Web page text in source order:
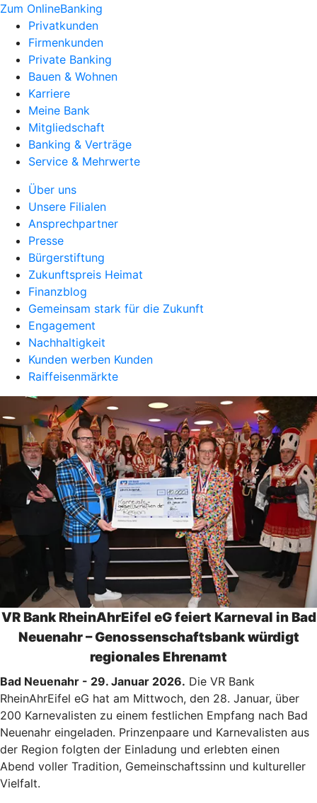
Zum OnlineBanking
Privatkunden
Firmenkunden
Private Banking
Bauen & Wohnen
Karriere
Meine Bank
Mitgliedschaft
Banking & Verträge
Service & Mehrwerte
Über uns
Unsere Filialen
Ansprechpartner
Presse
Bürgerstiftung
Zukunftspreis Heimat
Finanzblog
Gemeinsam stark für die Zukunft
Engagement
Nachhaltigkeit
Kunden werben Kunden
Raiffeisenmärkte
VR Bank RheinAhrEifel eG feiert Karneval in Bad
Neuenahr – Genossenschaftsbank würdigt
regionales Ehrenamt
Bad Neuenahr - 29. Januar 2026. Die VR Bank
RheinAhrEifel eG hat am Mittwoch, den 28. Januar, über
200 Karnevalisten zu einem festlichen Empfang nach Bad
Neuenahr eingeladen. Prinzenpaare und Karnevalisten aus
der Region folgten der Einladung und erlebten einen
Abend voller Tradition, Gemeinschaftssinn und kultureller
Vielfalt.